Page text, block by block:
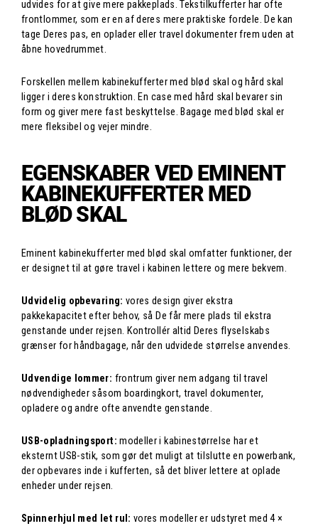
udvides for at give mere pakkeplads. Tekstilkufferter har ofte
frontlommer, som er en af deres mere praktiske fordele. De kan
tage Deres pas, en oplader eller travel dokumenter frem uden at
åbne hovedrummet.
Forskellen mellem kabinekufferter med blød skal og hård skal
ligger i deres konstruktion. En case med hård skal bevarer sin
form og giver mere fast beskyttelse. Bagage med blød skal er
mere fleksibel og vejer mindre.
EGENSKABER VED EMINENT
KABINEKUFFERTER MED
BLØD SKAL
Eminent kabinekufferter med blød skal omfatter funktioner, der
er designet til at gøre travel i kabinen lettere og mere bekvem.
Udvidelig opbevaring: vores design giver ekstra
pakkekapacitet efter behov, så De får mere plads til ekstra
genstande under rejsen. Kontrollér altid Deres flyselskabs
grænser for håndbagage, når den udvidede størrelse anvendes.
Udvendige lommer: frontrum giver nem adgang til travel
nødvendigheder såsom boardingkort, travel dokumenter,
opladere og andre ofte anvendte genstande.
USB-opladningsport: modeller i kabinestørrelse har et
eksternt USB-stik, som gør det muligt at tilslutte en powerbank,
der opbevares inde i kufferten, så det bliver lettere at oplade
enheder under rejsen.
Spinnerhjul med let rul: vores modeller er udstyret med 4 ×